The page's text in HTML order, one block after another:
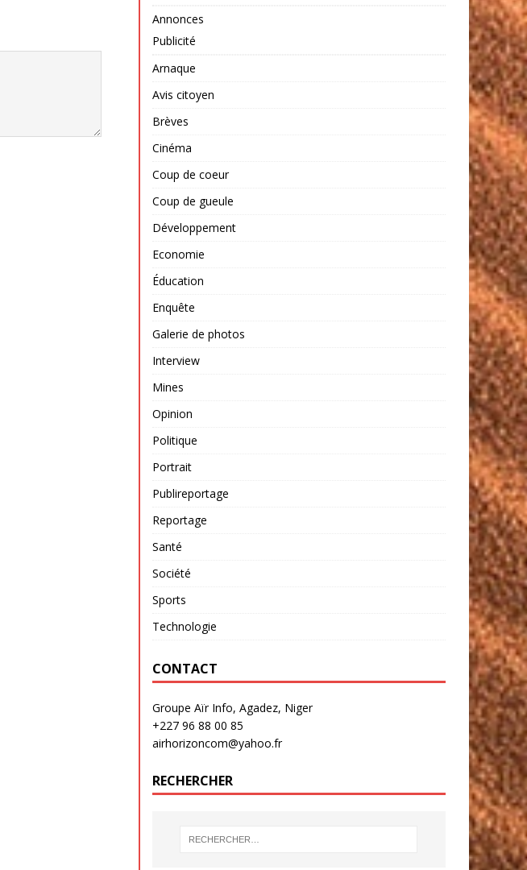
Annonces
Publicité
Arnaque
Avis citoyen
Brèves
Cinéma
Coup de coeur
Coup de gueule
Développement
Economie
Éducation
Enquête
Galerie de photos
Interview
Mines
Opinion
Politique
Portrait
Publireportage
Reportage
Santé
Société
Sports
Technologie
CONTACT
Groupe Aïr Info, Agadez, Niger
+227 96 88 00 85
airhorizoncom@yahoo.fr
RECHERCHER